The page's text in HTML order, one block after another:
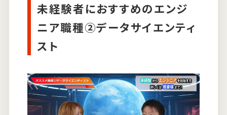
未経験者におすすめのエンジ
ニア職種②データサイエンティ
スト